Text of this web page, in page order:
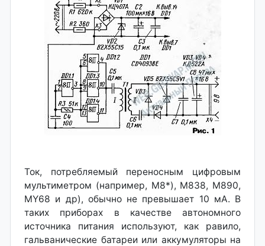
Ток, потребляемый переносным цифровым
мультиметром (например, М8*), М838, М890,
MY68 и др), обычно не превышает 10 мА. В
таких приборах в качестве автономного
источника питания используют, как равило,
гальванические батареи или аккумуляторы на